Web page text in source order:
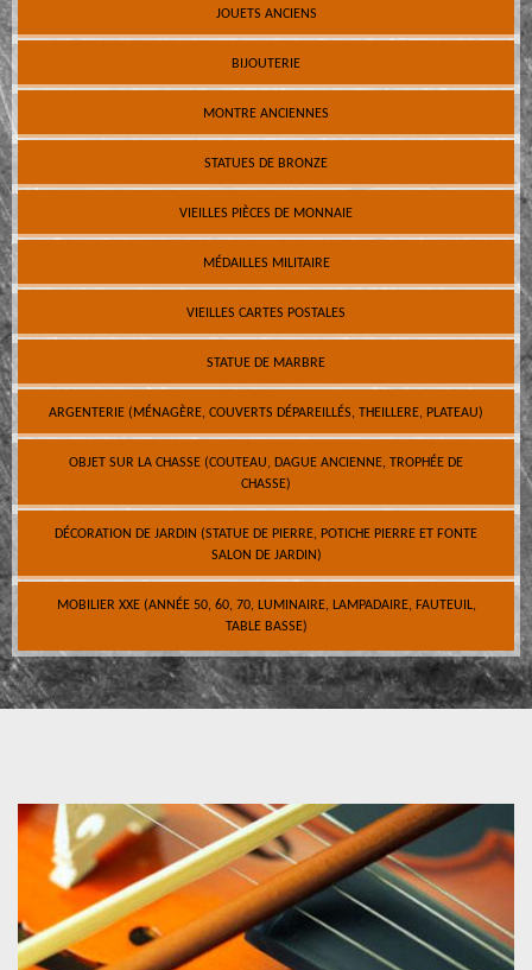
JOUETS ANCIENS
BIJOUTERIE
MONTRE ANCIENNES
STATUES DE BRONZE
VIEILLES PIÈCES DE MONNAIE
MÉDAILLES MILITAIRE
VIEILLES CARTES POSTALES
STATUE DE MARBRE
ARGENTERIE (MÉNAGÈRE, COUVERTS DÉPAREILLÉS, THEILLERE, PLATEAU)
OBJET SUR LA CHASSE (COUTEAU, DAGUE ANCIENNE, TROPHÉE DE
CHASSE)
DÉCORATION DE JARDIN (STATUE DE PIERRE, POTICHE PIERRE ET FONTE
SALON DE JARDIN)
MOBILIER XXE (ANNÉE 50, 60, 70, LUMINAIRE, LAMPADAIRE, FAUTEUIL,
TABLE BASSE)